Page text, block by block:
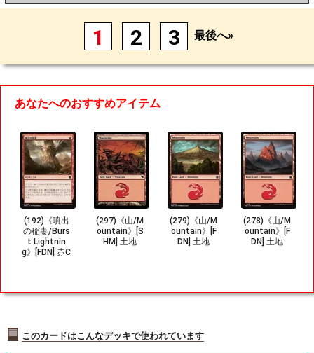
1 2 3 最後へ»
あなたへのおすすめアイテム
(192)《噴出
の稲妻/Burs
t Lightnin
g》[FDN] 赤C
(297)《山/M
ountain》[S
HM] 土地
(279)《山/M
ountain》[F
DN] 土地
(278)《山/M
ountain》[F
DN] 土地
このカードはこんなデッキで使われています